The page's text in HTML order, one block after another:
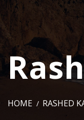
HOME RASHED